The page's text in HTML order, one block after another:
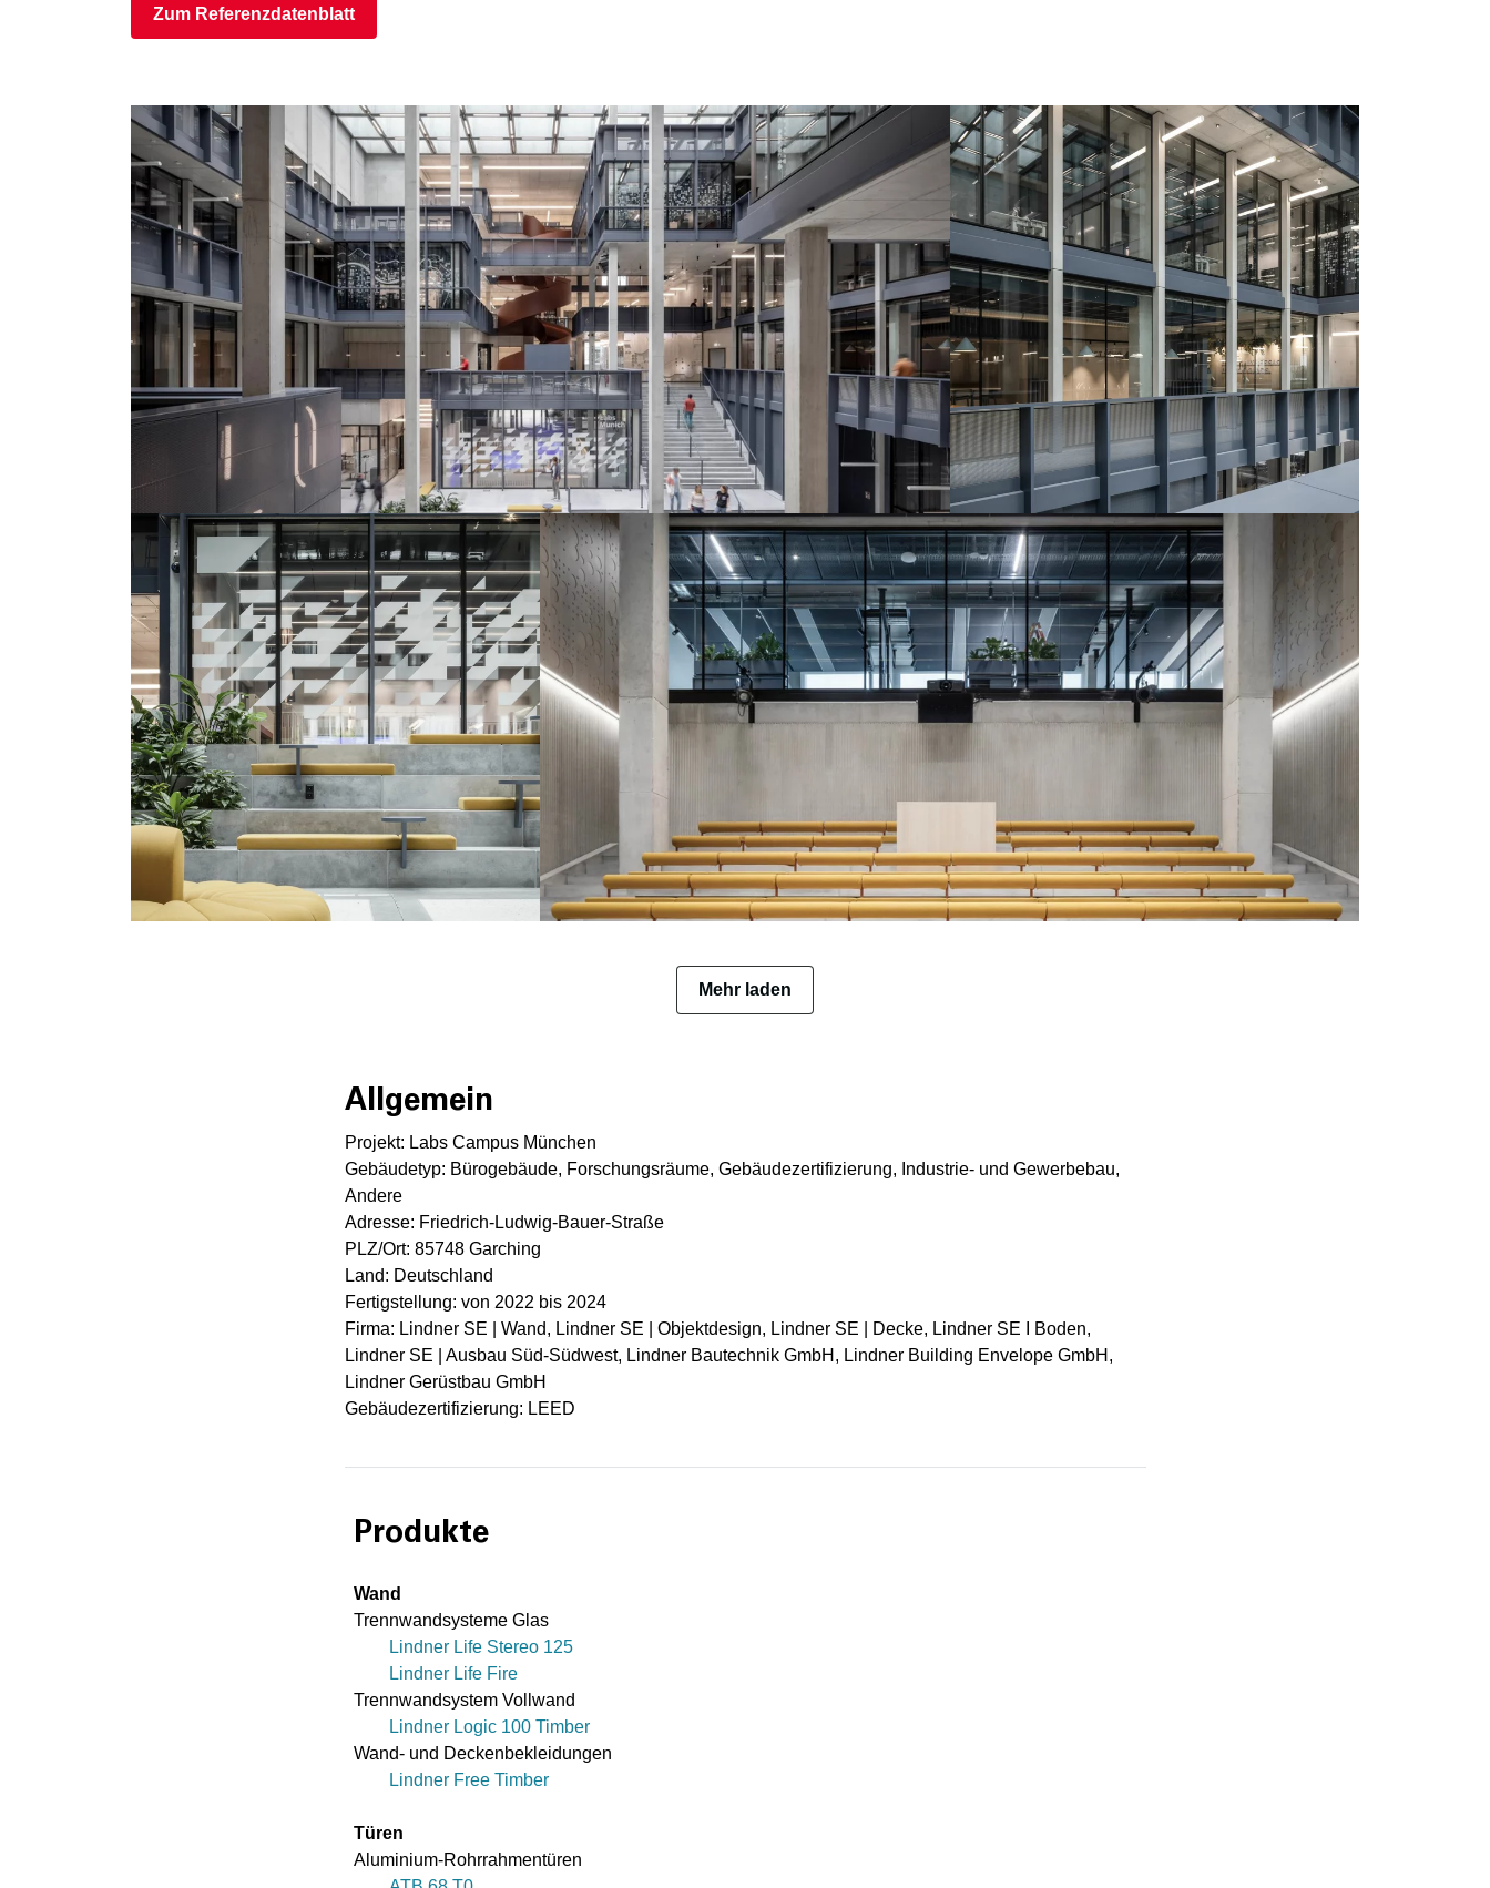
Zum Referenzdatenblatt
www.Lindner-
©
www.Lindner-
Group.com
Mehr laden
Allgemein
Projekt: Labs Campus München
Gebäudetyp: Bürogebäude, Forschungsräume, Gebäudezertifizierung, Industrie- und Gewerbebau,
Andere
Adresse: Friedrich-Ludwig-Bauer-Straße
PLZ/Ort: 85748 Garching
Land: Deutschland
Fertigstellung: von 2022 bis 2024
Firma: Lindner SE | Wand, Lindner SE | Objektdesign, Lindner SE | Decke, Lindner SE I Boden,
Lindner SE | Ausbau Süd-Südwest, Lindner Bautechnik GmbH, Lindner Building Envelope GmbH,
Lindner Gerüstbau GmbH
Gebäudezertifizierung: LEED
Produkte
Wand
Trennwandsysteme Glas
Lindner Life Stereo 125
Lindner Life Fire
Trennwandsystem Vollwand
Lindner Logic 100 Timber
Wand- und Deckenbekleidungen
Lindner Free Timber
Türen
Aluminium-Rohrrahmentüren